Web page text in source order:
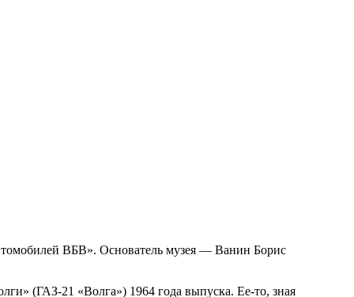
ВБВ». Основатель музея — Ванин Борис
(ГАЗ-21 «Волга») 1964 года выпуска. Ее-то, зная